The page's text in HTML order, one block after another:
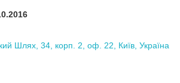
Шлях, 34, корп. 2, оф. 22, Київ, Україна